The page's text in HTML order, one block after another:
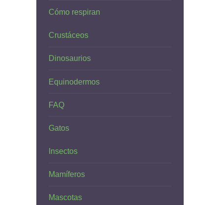
Cómo respiran
Crustáceos
Dinosaurios
Equinodermos
FAQ
Gatos
Insectos
Mamíferos
Mascotas